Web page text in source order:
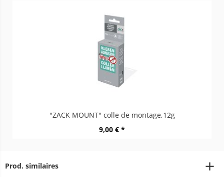
"ZACK MOUNT" colle de montage,12g
9,00 € *
Prod. similaires